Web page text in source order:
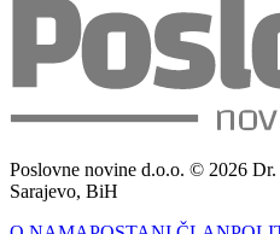
Poslovne novine d.o.o. © 2026
Sarajevo, BiH